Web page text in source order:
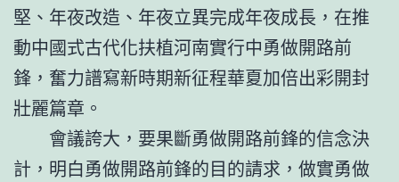
堅、年夜改造、年夜立異完成年夜成長，在推
動中國式古代化扶植河南實行中勇做開路前
鋒，奮力譜寫新時期新征程華夏加倍出彩開封
壯麗篇章。
會議誇大，要果斷勇做開路前鋒的信念決
計，明白勇做開路前鋒的目的請求，做實勇做